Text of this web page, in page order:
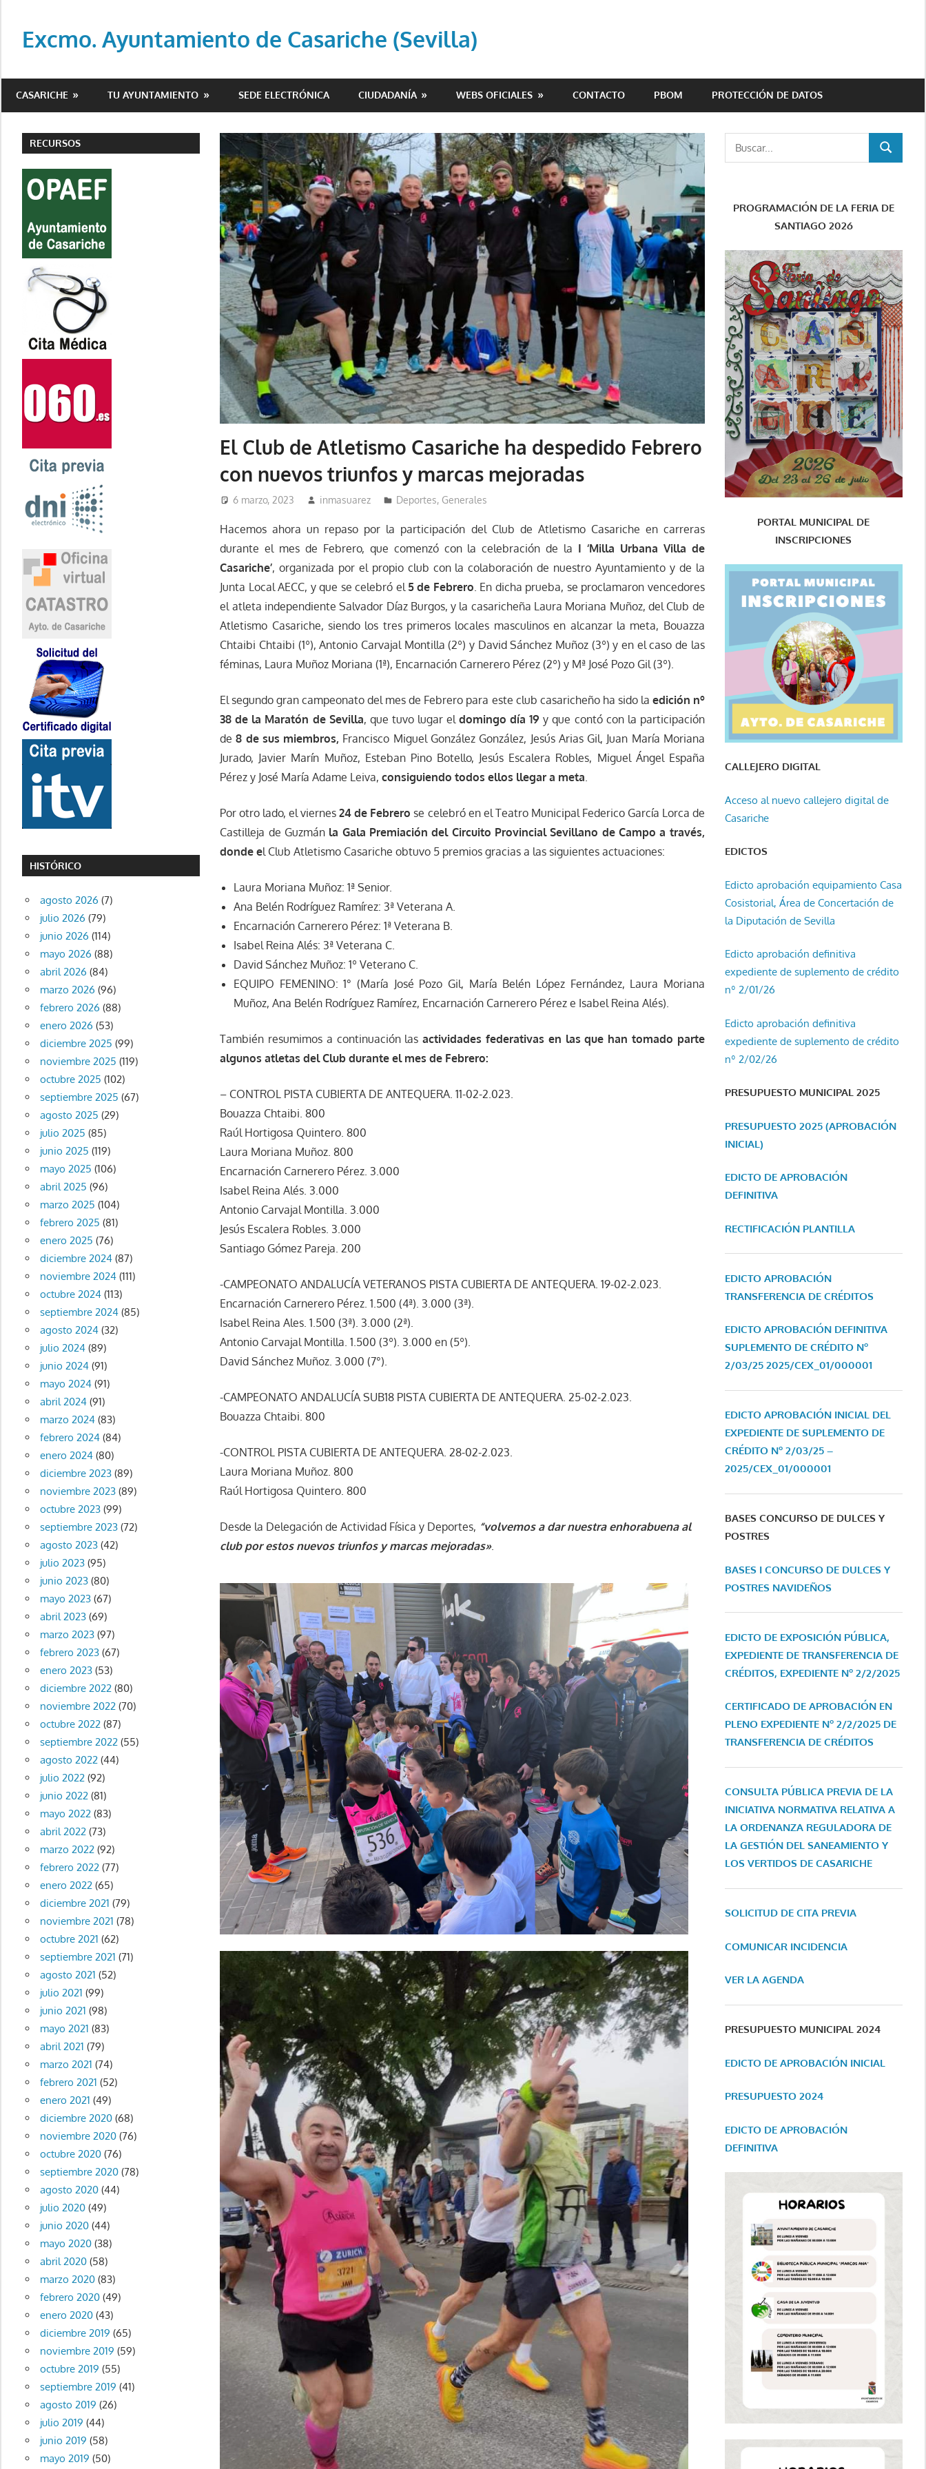
contenido
Excmo. Ayuntamiento de Casariche (Sevilla)
del
de
Casariche
CASARICHE TU AYUNTAMIENTO SEDE ELECTRÓNICA CIUDADANÍA WEBS OFICIALES CONTACTO PBOM PROTECCIÓN DE DATOS
El Club de Atletismo Casariche ha despedido Febrero
con nuevos triunfos y marcas mejoradas
6 marzo, 2023 inmasuarez Deportes, Generales
Hacemos ahora un repaso por la participación del Club de Atletismo Casariche en carreras
durante el mes de Febrero, que comenzó con la celebración de la I ‘Milla Urbana Villa de
Casariche’, organizada por el propio club con la colaboración de nuestro Ayuntamiento y de la
Junta Local AECC, y que se celebró el 5 de Febrero. En dicha prueba, se proclamaron vencedores
el atleta independiente Salvador Díaz Burgos, y la casaricheña Laura Moriana Muñoz, del Club de
Atletismo Casariche, siendo los tres primeros locales masculinos en alcanzar la meta, Bouazza
Chtaibi Chtaibi (1º), Antonio Carvajal Montilla (2º) y David Sánchez Muñoz (3º) y en el caso de las
féminas, Laura Muñoz Moriana (1ª), Encarnación Carnerero Pérez (2º) y Mª José Pozo Gil (3º).
El segundo gran campeonato del mes de Febrero para este club casaricheño ha sido la edición nº
38 de la Maratón de Sevilla, que tuvo lugar eldomingo día 19 y que contó con la participación
de8 de sus miembros, Francisco Miguel González González, Jesús Arias Gil, Juan María Moriana
Jurado, Javier Marín Muñoz, Esteban Pino Botello, Jesús Escalera Robles, Miguel Ángel España
Pérez y José María Adame Leiva,consiguiendo todos ellos llegar a meta.
Por otro lado, el viernes24 de Febrero se celebró en el Teatro Municipal Federico García Lorca de
Castilleja de Guzmán la Gala Premiación del Circuito Provincial Sevillano de Campo a través,
donde el Club Atletismo Casariche obtuvo 5 premios gracias a las siguientes actuaciones:
Laura Moriana Muñoz: 1ª Senior.
Ana Belén Rodríguez Ramírez: 3ª Veterana A.
Encarnación Carnerero Pérez: 1ª Veterana B.
Isabel Reina Alés: 3ª Veterana C.
David Sánchez Muñoz: 1º Veterano C.
EQUIPO FEMENINO: 1° (María José Pozo Gil, María Belén López Fernández, Laura Moriana
Muñoz, Ana Belén Rodríguez Ramírez, Encarnación Carnerero Pérez e Isabel Reina Alés).
También resumimos a continuación lasactividades federativas en las que han tomado parte
algunos atletas del Club durante el mes de Febrero:
– CONTROL PISTA CUBIERTA DE ANTEQUERA. 11-02-2.023.
Bouazza Chtaibi. 800
Raúl Hortigosa Quintero. 800
Laura Moriana Muñoz. 800
Encarnación Carnerero Pérez. 3.000
Isabel Reina Alés. 3.000
Antonio Carvajal Montilla. 3.000
Jesús Escalera Robles. 3.000
Santiago Gómez Pareja. 200
-CAMPEONATO ANDALUCÍA VETERANOS PISTA CUBIERTA DE ANTEQUERA. 19-02-2.023.
Encarnación Carnerero Pérez. 1.500 (4ª). 3.000 (3ª).
Isabel Reina Ales. 1.500 (3ª). 3.000 (2ª).
Antonio Carvajal Montilla. 1.500 (3º). 3.000 en (5º).
David Sánchez Muñoz. 3.000 (7°).
-CAMPEONATO ANDALUCÍA SUB18 PISTA CUBIERTA DE ANTEQUERA. 25-02-2.023.
Bouazza Chtaibi. 800
-CONTROL PISTA CUBIERTA DE ANTEQUERA. 28-02-2.023.
Laura Moriana Muñoz. 800
Raúl Hortigosa Quintero. 800
Desde la Delegación de Actividad Física y Deportes, “volvemos a dar nuestra enhorabuena al
club por estos nuevos triunfos y marcas mejoradas».
RECURSOS
HISTÓRICO
agosto 2026 (7)
julio 2026 (79)
junio 2026 (114)
mayo 2026 (88)
abril 2026 (84)
marzo 2026 (96)
febrero 2026 (88)
enero 2026 (53)
diciembre 2025 (99)
noviembre 2025 (119)
octubre 2025 (102)
septiembre 2025 (67)
agosto 2025 (29)
julio 2025 (85)
junio 2025 (119)
mayo 2025 (106)
abril 2025 (96)
marzo 2025 (104)
febrero 2025 (81)
enero 2025 (76)
diciembre 2024(87)
noviembre 2024(111)
octubre 2024(113)
septiembre 2024(85)
agosto 2024(32)
julio 2024(89)
junio 2024(91)
mayo 2024(91)
abril 2024(91)
marzo 2024(83)
febrero 2024(84)
enero 2024(80)
diciembre 2023(89)
noviembre 2023(89)
octubre 2023(99)
septiembre 2023(72)
agosto 2023(42)
julio 2023(95)
junio 2023(80)
mayo 2023(67)
abril 2023(69)
marzo 2023(97)
febrero 2023(67)
enero 2023(53)
diciembre 2022(80)
noviembre 2022(70)
octubre 2022(87)
septiembre 2022(55)
agosto 2022(44)
julio 2022(92)
junio 2022(81)
mayo 2022(83)
abril 2022(73)
marzo 2022(92)
febrero 2022(77)
enero 2022(65)
diciembre 2021 (79)
noviembre 2021 (78)
octubre 2021 (62)
septiembre 2021 (71)
agosto 2021 (52)
julio 2021 (99)
junio 2021 (98)
mayo 2021 (83)
abril 2021 (79)
marzo 2021 (74)
febrero 2021 (52)
enero 2021 (49)
diciembre 2020(68)
noviembre 2020(76)
octubre 2020(76)
septiembre 2020(78)
agosto 2020(44)
julio 2020(49)
junio 2020(44)
mayo 2020(38)
abril 2020(58)
marzo 2020(83)
febrero 2020(49)
enero 2020(43)
diciembre 2019 (65)
noviembre 2019 (59)
octubre 2019 (55)
septiembre 2019 (41)
agosto 2019 (26)
julio 2019 (44)
junio 2019 (58)
mayo 2019 (50)
BUSCAR
PROGRAMACIÓN DE LA FERIA DE
SANTIAGO 2026
PORTAL MUNICIPAL DE
INSCRIPCIONES
CALLEJERO DIGITAL
Acceso al nuevo callejero digital de
Casariche
EDICTOS
Edicto aprobación equipamiento Casa
Cosistorial, Área de Concertación de
la Diputación de Sevilla
Edicto aprobación definitiva
expediente de suplemento de crédito
nº 2/01/26
Edicto aprobación definitiva
expediente de suplemento de crédito
nº 2/02/26
PRESUPUESTO MUNICIPAL 2025
PRESUPUESTO 2025 (APROBACIÓN
INICIAL)
EDICTO DE APROBACIÓN
DEFINITIVA
RECTIFICACIÓN PLANTILLA
EDICTO APROBACIÓN
TRANSFERENCIA DE CRÉDITOS
EDICTO APROBACIÓN DEFINITIVA
SUPLEMENTO DE CRÉDITO Nº
2/03/25 2025/CEX_01/000001
EDICTO APROBACIÓN INICIAL DEL
EXPEDIENTE DE SUPLEMENTO DE
CRÉDITO Nº 2/03/25 –
2025/CEX_01/000001
BASES CONCURSO DE DULCES Y
POSTRES
BASES I CONCURSO DE DULCES Y
POSTRES NAVIDEÑOS
EDICTO DE EXPOSICIÓN PÚBLICA,
EXPEDIENTE DE TRANSFERENCIA DE
CRÉDITOS, EXPEDIENTE Nº 2/2/2025
CERTIFICADO DE APROBACIÓN EN
PLENO EXPEDIENTE Nº 2/2/2025 DE
TRANSFERENCIA DE CRÉDITOS
CONSULTA PÚBLICA PREVIA DE LA
INICIATIVA NORMATIVA RELATIVA A
LA ORDENANZA REGULADORA DE
LA GESTIÓN DEL SANEAMIENTO Y
LOS VERTIDOS DE CASARICHE
SOLICITUD DE CITA PREVIA
COMUNICAR INCIDENCIA
VER LA AGENDA
PRESUPUESTO MUNICIPAL 2024
EDICTO DE APROBACIÓN INICIAL
PRESUPUESTO 2024
EDICTO DE APROBACIÓN
DEFINITIVA